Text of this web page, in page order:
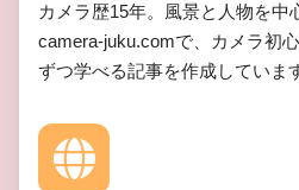
カメラ歴15年。風景と人物を中
camera-juku.comで、カメラ初
ずつ学べる記事を作成していま